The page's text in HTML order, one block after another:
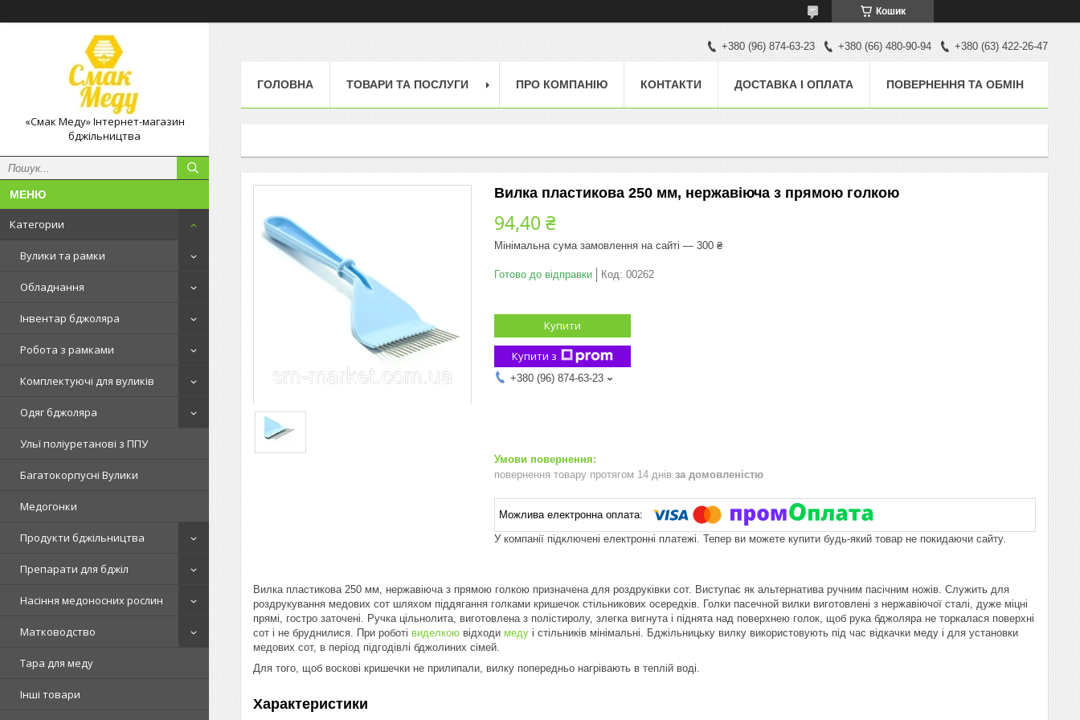
Кошик
«Смак Меду» Інтернет-магазин
бджільництва
Категории
Вулики та рамки
Обладнання
Інвентар бджоляра
Робота з рамками
Комплектуючі для вуликів
Одяг бджоляра
Ульї поліуретанові з ППУ
Багатокорпусні Вулики
Медогонки
Продукти бджільництва
Препарати для бджіл
Насіння медоносних рослин
Матководство
Тара для меду
Інші товари
+380 (96) 874-63-23 +380 (66) 480-90-94 +380 (63) 422-26-47
ГОЛОВНА ТОВАРИ ТА ПОСЛУГИ ПРО КОМПАНІЮ КОНТАКТИ ДОСТАВКА І ОПЛАТА ПОВЕРНЕННЯ ТА ОБМІН
Вилка пластикова 250 мм, нержавіюча з прямою голкою
94,40 ₴
Мінімальна сума замовлення на сайті — 300 ₴
Готово до відправки Код: 00262
Купити
Купити з
+380 (96) 874-63-23
повернення товару протягом 14 днів за домовленістю
У компанії підключені електронні платежі. Тепер ви можете купити будь-який товар не покидаючи сайту.
Вилка пластикова 250 мм, нержавіюча з прямою голкою призначена для роздруківки сот. Виступає як альтернатива ручним пасічним ножів. Служить для
роздрукування медових сот шляхом піддягання голками кришечок стільникових осередків. Голки пасечной вилки виготовлені з нержавіючої сталі, дуже міцні
прямі, гостро заточені. Ручка цільнолита, виготовлена ​​з полістиролу, злегка вигнута і піднята над поверхнею голок, щоб рука бджоляра не торкалася поверхні
сот і не бруднилися. При роботі виделкою відходи меду і стільників мінімальні. Бджільницьку вилку використовують під час відкачки меду і для установки
медових сот, в період підгодівлі бджолиних сімей.
Для того, щоб воскові кришечки не прилипали, вилку попередньо нагрівають в теплій воді.
Характеристики